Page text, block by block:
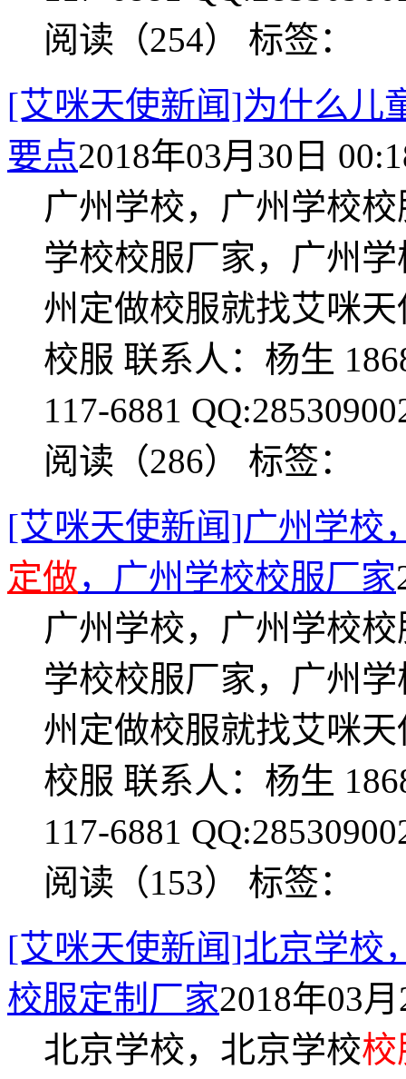
阅读（254） 标签：
[艾咪天使新闻]为什么儿
要点2018年03月30日
广州学校，广州学校
学校校服厂家，广州
州定做校服就找艾咪
校服 联系人：杨生
117-6881
阅读（286） 标签：
[艾咪天使新闻]广州学校
定做，广州学校校服厂家
广州学校，广州学校
学校校服厂家，广州
州定做校服就找艾咪
校服 联系人：杨生
117-6881
阅读（153） 标签：
[艾咪天使新闻]北京学校
校服定制厂家2018年03
北京学校，北京学校校